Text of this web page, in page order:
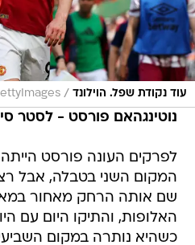
עוד נקודת שפל. הוילונד /
נוטינגהאם פורסט - לסטר סיטי
לפרקים העונה פורסט
המקום השני בטבלה, אבל
שם אותה הרחק מאחור
האלופות, והתיקו היום עם
כשהיא נותרה במקום